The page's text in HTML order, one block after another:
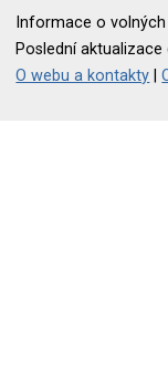
Informace o
Poslední aktualizace
O webu a kontakty |